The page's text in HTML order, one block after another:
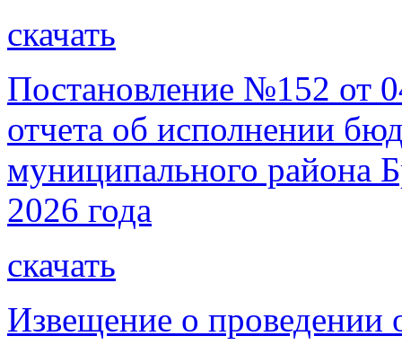
скачать
Постановление №152 от
отчета об исполнении
муниципального района
2026 года
скачать
Извещение о